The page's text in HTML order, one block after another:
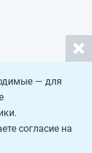
— для
согласие на